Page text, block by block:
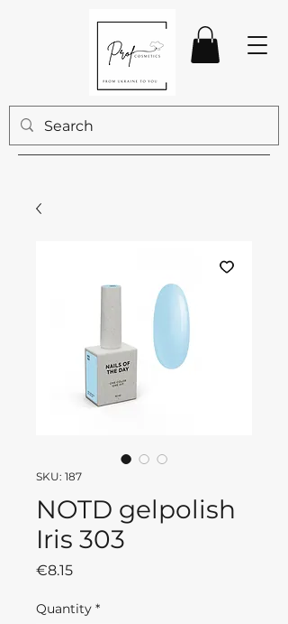
SKU: 187
NOTD gelpolish
Iris 303
€8.15Price
Quantity *